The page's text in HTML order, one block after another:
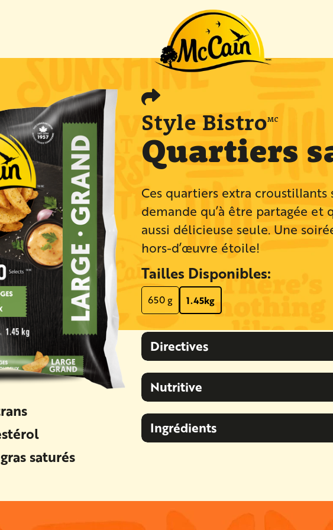
"Produits"
submenu for "Recettes"
saturés
Style BistroMC
Quartiers
Ces quartiers extra
demande qu’à être partagée
aussi délicieuse seule. Une
hors-d’œuvre étoile!
Tailles Disponibles:
650 g 1.45kg
Directives
Nutritive
Ingrédients